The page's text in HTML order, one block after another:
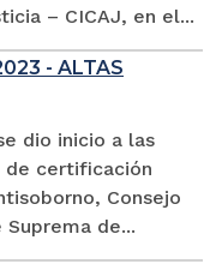
– CICAJ, en el...
- ALTAS
dio inicio a las
de certificación
Consejo
de...